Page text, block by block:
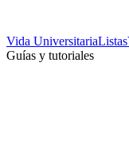
Vida UniversitariaListas
Guías y tutoriales